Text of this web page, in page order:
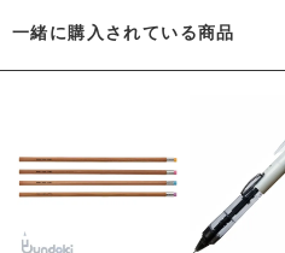
一緒に購入されている商品